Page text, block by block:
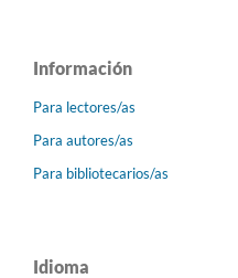
Información
Para lectores/as
Para autores/as
Para bibliotecarios/as
Idioma